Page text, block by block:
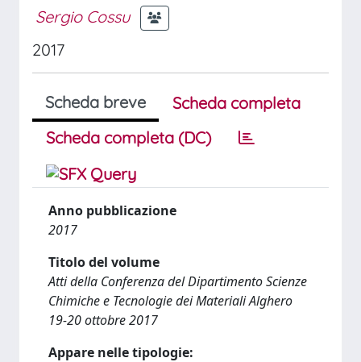
Sergio Cossu
2017
Scheda breve
Scheda completa
Scheda completa (DC)
Anno pubblicazione
2017
Titolo del volume
Atti della Conferenza del Dipartimento Scienze
Chimiche e Tecnologie dei Materiali Alghero
19-20 ottobre 2017
Appare nelle tipologie: